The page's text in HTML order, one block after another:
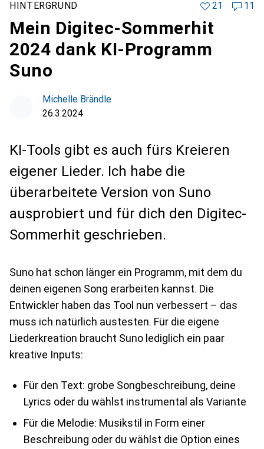
HINTERGRUND 21 11
Mein Digitec-Sommerhit
2024 dank KI-Programm
Suno
Michelle Brändle
26.3.2024
KI-Tools gibt es auch fürs Kreieren
eigener Lieder. Ich habe die
überarbeitete Version von Suno
ausprobiert und für dich den Digitec-
Sommerhit geschrieben.
Suno hat schon länger ein Programm, mit dem du
deinen eigenen Song erarbeiten kannst. Die
Entwickler haben das Tool nun verbessert – das
muss ich natürlich austesten. Für die eigene
Liederkreation braucht Suno lediglich ein paar
kreative Inputs:
Für den Text: grobe Songbeschreibung, deine
Lyrics oder du wählst instrumental als Variante
Für die Melodie: Musikstil in Form einer
Beschreibung oder du wählst die Option eines